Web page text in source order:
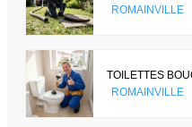
ROMAINVILLE
TOILETTES
ROMAINVILLE